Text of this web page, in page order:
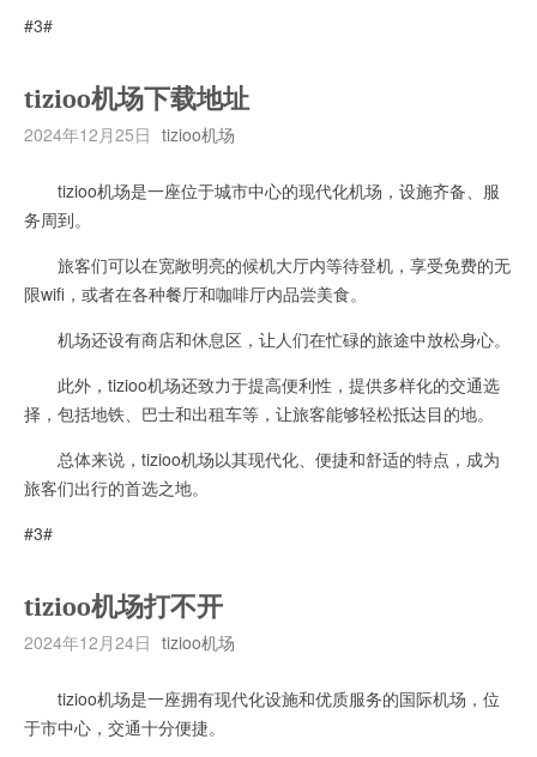
#3#
tizioo机场下载地址
2024年12月25日 tizioo机场
tizioo机场是一座位于城市中心的现代化机场，设施齐备、服
务周到。
旅客们可以在宽敞明亮的候机大厅内等待登机，享受免费的无
限wifi，或者在各种餐厅和咖啡厅内品尝美食。
机场还设有商店和休息区，让人们在忙碌的旅途中放松身心。
此外，tizioo机场还致力于提高便利性，提供多样化的交通选
择，包括地铁、巴士和出租车等，让旅客能够轻松抵达目的地。
总体来说，tizioo机场以其现代化、便捷和舒适的特点，成为
旅客们出行的首选之地。
#3#
tizioo机场打不开
2024年12月24日 tizioo机场
tizioo机场是一座拥有现代化设施和优质服务的国际机场，位
于市中心，交通十分便捷。